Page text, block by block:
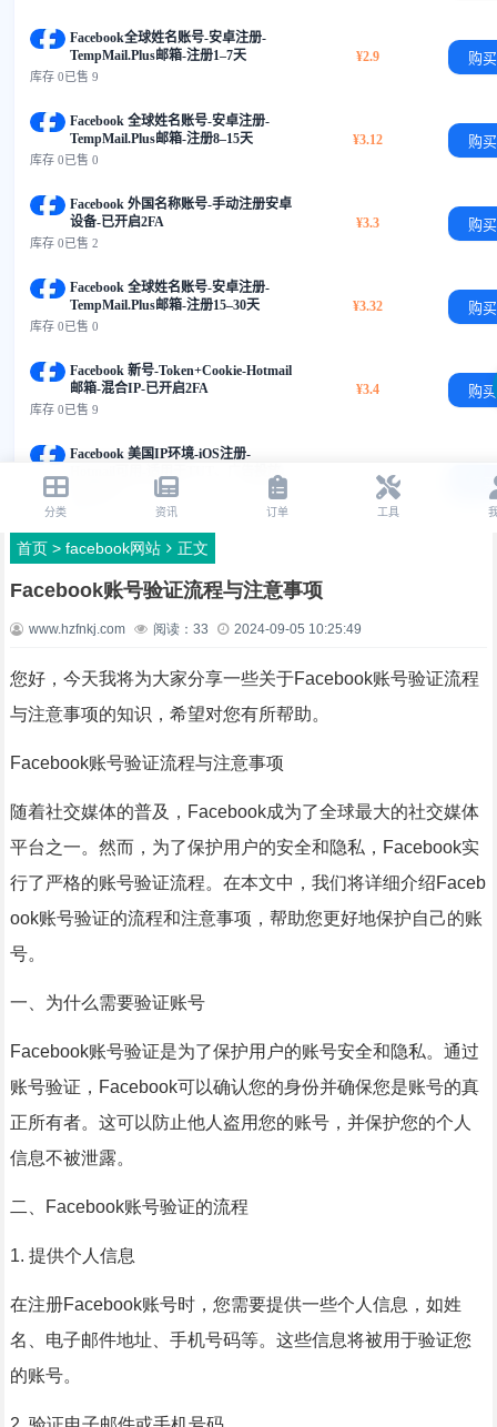
首页> facebook网站 正文
Facebook账号验证流程与注意事项
www.hzfnkj.com 阅读： 33 2024-09-05 10:25:49
您好，今天我将为大家分享一些关于Facebook账号验证流程
与注意事项的知识，希望对您有所帮助。
Facebook账号验证流程与注意事项
随着社交媒体的普及，Facebook成为了全球最大的社交媒体
平台之一。然而，为了保护用户的安全和隐私，Facebook实
行了严格的账号验证流程。在本文中，我们将详细介绍Faceb
ook账号验证的流程和注意事项，帮助您更好地保护自己的账
号。
一、为什么需要验证账号
Facebook账号验证是为了保护用户的账号安全和隐私。通过
账号验证，Facebook可以确认您的身份并确保您是账号的真
正所有者。这可以防止他人盗用您的账号，并保护您的个人
信息不被泄露。
二、Facebook账号验证的流程
1. 提供个人信息
在注册Facebook账号时，您需要提供一些个人信息，如姓
名、电子邮件地址、手机号码等。这些信息将被用于验证您
的账号。